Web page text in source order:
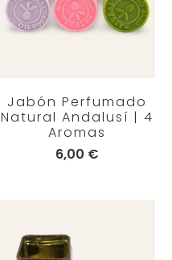
Jabón Perfumado
Natural Andalusí | 4
Aromas
6,00 €